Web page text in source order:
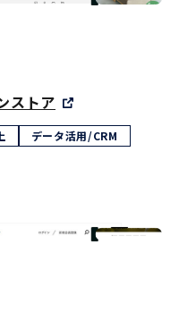
ストア
データ活用/CRM